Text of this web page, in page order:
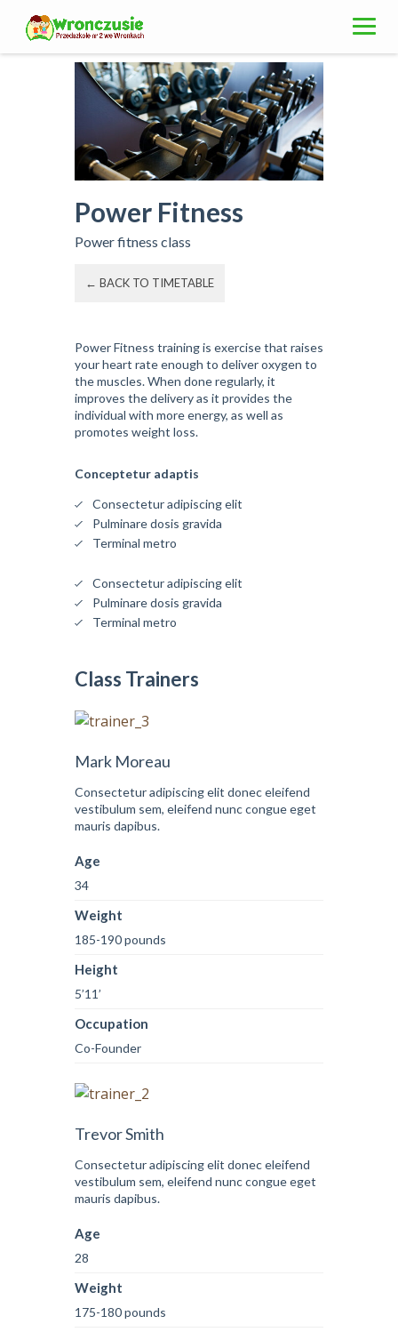
content
Power Fitness
Power fitness class
← BACK TO TIMETABLE
Power Fitness training is exercise that raises
your heart rate enough to deliver oxygen to
the muscles. When done regularly, it
improves the delivery as it provides the
individual with more energy, as well as
promotes weight loss.
Conceptetur adaptis
Consectetur adipiscing elit
Pulminare dosis gravida
Terminal metro
Consectetur adipiscing elit
Pulminare dosis gravida
Terminal metro
Class Trainers
Mark Moreau
Consectetur adipiscing elit donec eleifend
vestibulum sem, eleifend nunc congue eget
mauris dapibus.
Age
34
Weight
185-190 pounds
Height
5’11’
Occupation
Co-Founder
Trevor Smith
Consectetur adipiscing elit donec eleifend
vestibulum sem, eleifend nunc congue eget
mauris dapibus.
Age
28
Weight
175-180 pounds